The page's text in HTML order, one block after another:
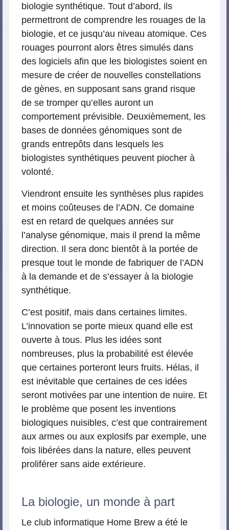
biologie synthétique. Tout d’abord, ils
permettront de comprendre les rouages de la
biologie, et ce jusqu’au niveau atomique. Ces
rouages pourront alors êtres simulés dans
des logiciels afin que les biologistes soient en
mesure de créer de nouvelles constellations
de gènes, en supposant sans grand risque
de se tromper qu’elles auront un
comportement prévisible. Deuxièmement, les
bases de données génomiques sont de
grands entrepôts dans lesquels les
biologistes synthétiques peuvent piocher à
volonté.
Viendront ensuite les synthèses plus rapides
et moins coûteuses de l’ADN. Ce domaine
est en retard de quelques années sur
l’analyse génomique, mais il prend la même
direction. Il sera donc bientôt à la portée de
presque tout le monde de fabriquer de l’ADN
à la demande et de s’essayer à la biologie
synthétique.
C’est positif, mais dans certaines limites.
L’innovation se porte mieux quand elle est
ouverte à tous. Plus les idées sont
nombreuses, plus la probabilité est élevée
que certaines porteront leurs fruits. Hélas, il
est inévitable que certaines de ces idées
seront motivées par une intention de nuire. Et
le problème que posent les inventions
biologiques nuisibles, c’est que contrairement
aux armes ou aux explosifs par exemple, une
fois libérées dans la nature, elles peuvent
proliférer sans aide extérieure.
La biologie, un monde à part
Le club informatique Home Brew a été le